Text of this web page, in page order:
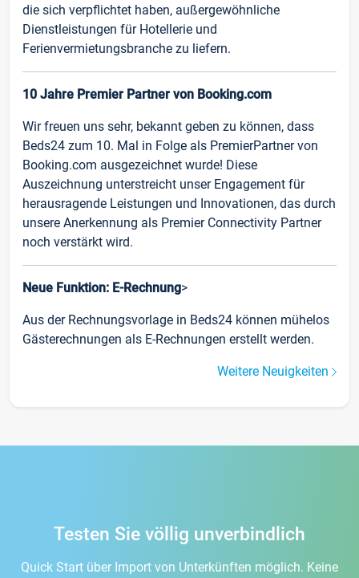
die sich verpflichtet haben, außergewöhnliche
Dienstleistungen für Hotellerie und
Ferienvermietungsbranche zu liefern.
10 Jahre Premier Partner von Booking.com
Wir freuen uns sehr, bekannt geben zu können, dass
Beds24 zum 10. Mal in Folge als PremierPartner von
Booking.com ausgezeichnet wurde! Diese
Auszeichnung unterstreicht unser Engagement für
herausragende Leistungen und Innovationen, das durch
unsere Anerkennung als Premier Connectivity Partner
noch verstärkt wird.
Neue Funktion: E-Rechnung>
Aus der Rechnungsvorlage in Beds24 können mühelos
Gästerechnungen als E-Rechnungen erstellt werden.
Weitere Neuigkeiten
Testen Sie völlig unverbindlich
Quick Start über Import von Unterkünften möglich. Keine